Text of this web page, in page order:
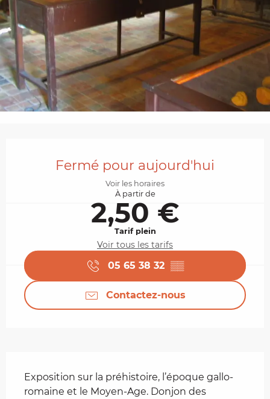
Fermé pour aujourd'hui
Voir les horaires
À partir de
2,50 €
Tarif plein
Voir tous les tarifs
05 65 38 32 ▒▒
Contactez-nous
Exposition sur la préhistoire, l’époque gallo-
romaine et le Moyen-Age. Donjon des